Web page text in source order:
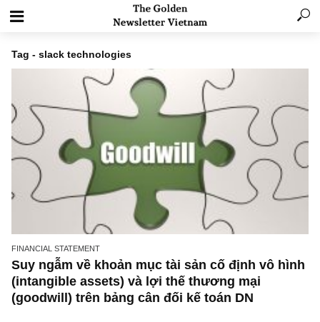
Tag - slack technologies
FINANCIAL STATEMENT
Suy ngẫm về khoản mục tài sản cố định vô